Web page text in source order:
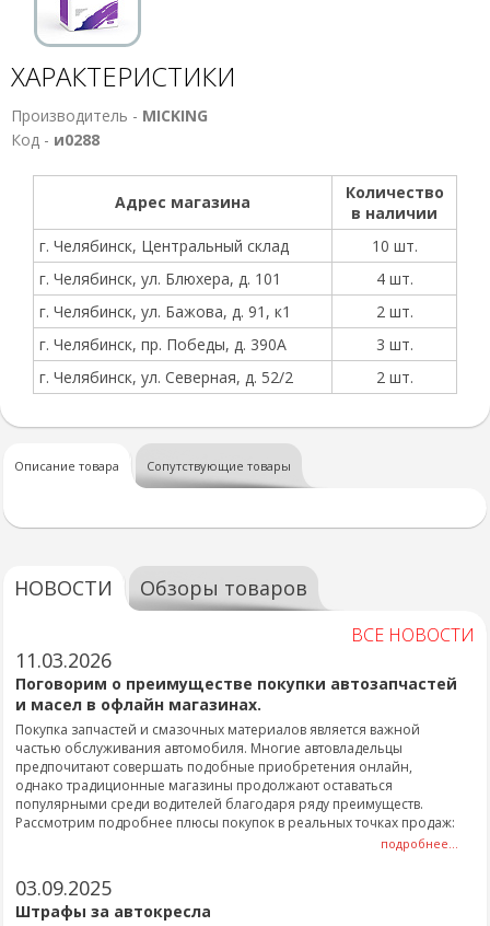
ХАРАКТЕРИСТИКИ
Производитель - MICKING
Код - и0288
Адрес магазина
Количество
в наличии
г. Челябинск, Центральный склад
10 шт.
г. Челябинск, ул. Блюхера, д. 101
4 шт.
г. Челябинск, ул. Бажова, д. 91, к1
2 шт.
г. Челябинск, пр. Победы, д. 390А
3 шт.
г. Челябинск, ул. Северная, д. 52/2
2 шт.
Описание товара Сопутствующие товары
НОВОСТИ Обзоры товаров
ВСЕ НОВОСТИ
11.03.2026
Поговорим о преимуществе покупки автозапчастей
и масел в офлайн магазинах.
Покупка запчастей и смазочных материалов является важной
частью обслуживания автомобиля. Многие автовладельцы
предпочитают совершать подобные приобретения онлайн,
однако традиционные магазины продолжают оставаться
популярными среди водителей благодаря ряду преимуществ.
Рассмотрим подробнее плюсы покупок в реальных точках продаж:
подробнее...
03.09.2025
Штрафы за автокресла